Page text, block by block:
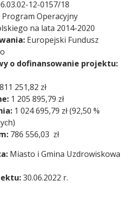
12-0157/18
Operacyjny
na lata 2014-2020
Europejski Fundusz
o dofinansowanie projektu:
251,82 zł
1 205 895,79 zł
1 024 695,79 zł (92,50 %
786 556,03 zł
Miasto i Gmina Uzdrowiskowa
30.06.2022 r.